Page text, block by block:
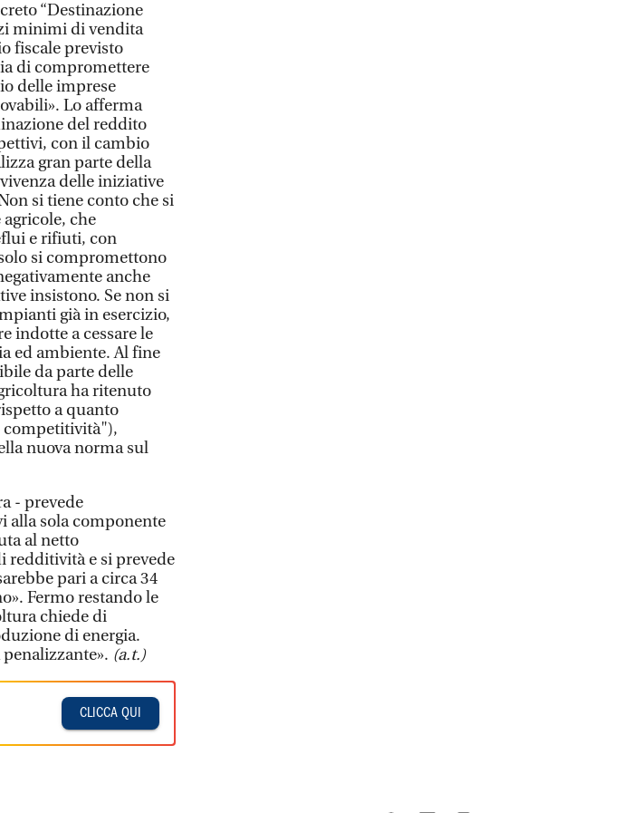
“Destinazione
minimi di vendita
fiscale previsto
di compromettere
delle imprese
Lo afferma
del reddito
con il cambio
gran parte della
delle iniziative
si tiene conto che si
che
e rifiuti, con
si compromettono
anche
insistono. Se non si
già in esercizio,
indotte a cessare le
ed ambiente. Al fine
da parte delle
ha ritenuto
a quanto
competitività"),
nuova norma sul
- prevede
alla sola componente
al netto
redditività e si prevede
pari a circa 34
Fermo restando le
chiede di
di energia.
(a.t.)
CLICCA QUI